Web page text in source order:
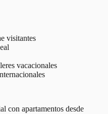
visitantes
vacacionales
con apartamentos desde